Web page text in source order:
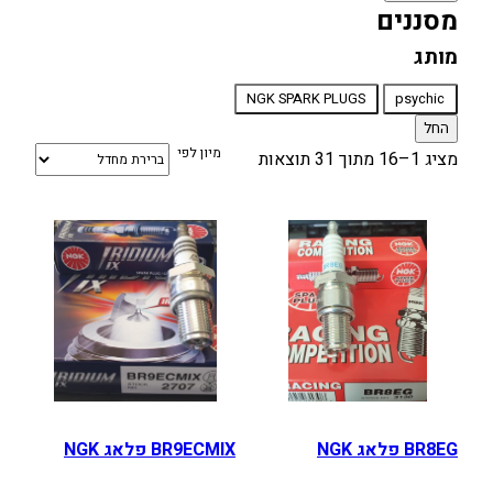
מסננים
מותג
מותג
psychic
NGK SPARK PLUGS
החל
מציג 1–16 מתוך 31 תוצאות מיון לפי
BR8EG פלאג NGK BR9ECMIX פלאג NGK